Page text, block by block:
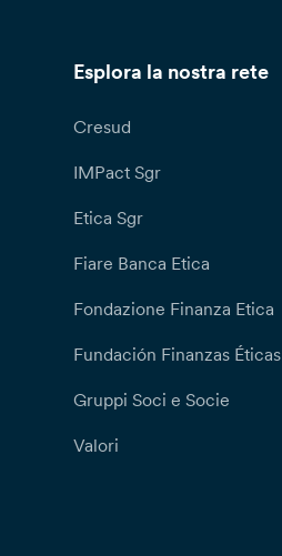
Esplora la nostra rete
Cresud
IMPact Sgr
Etica Sgr
Fiare Banca Etica
Fondazione Finanza Etica
Fundación Finanzas Éticas
Gruppi Soci e Socie
Valori